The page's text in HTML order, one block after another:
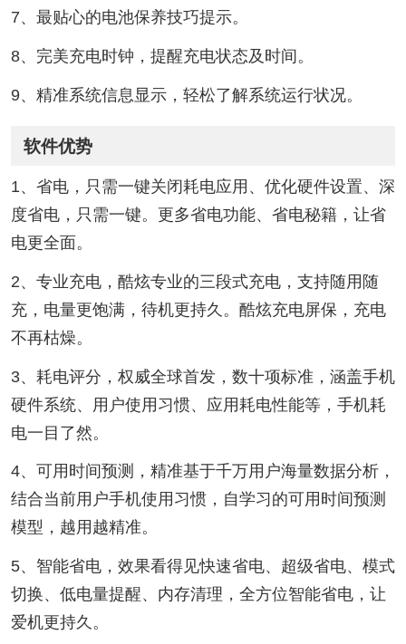
7、最贴心的电池保养技巧提示。
8、完美充电时钟，提醒充电状态及时间。
9、精准系统信息显示，轻松了解系统运行状况。
软件优势
1、省电，只需一键关闭耗电应用、优化硬件设置、深
度省电，只需一键。更多省电功能、省电秘籍，让省
电更全面。
2、专业充电，酷炫专业的三段式充电，支持随用随
充，电量更饱满，待机更持久。酷炫充电屏保，充电
不再枯燥。
3、耗电评分，权威全球首发，数十项标准，涵盖手机
硬件系统、用户使用习惯、应用耗电性能等，手机耗
电一目了然。
4、可用时间预测，精准基于千万用户海量数据分析，
结合当前用户手机使用习惯，自学习的可用时间预测
模型，越用越精准。
5、智能省电，效果看得见快速省电、超级省电、模式
切换、低电量提醒、内存清理，全方位智能省电，让
爱机更持久。